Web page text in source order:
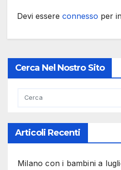
Devi essere connesso per
Cerca Nel Nostro Sito
Articoli Recenti
Milano con i bambini a